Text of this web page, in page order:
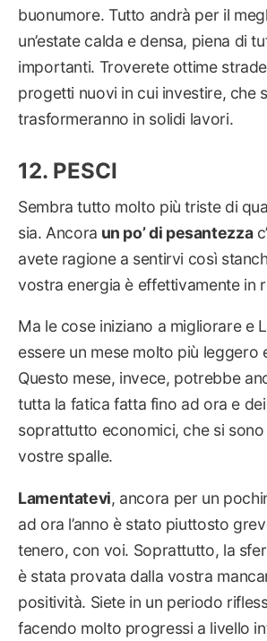
buonumore. Tutto andrà per il
un’estate calda e densa, piena di
importanti. Troverete ottime
progetti nuovi in cui investire, che
trasformeranno in solidi lavori.
PESCI
Sembra tutto molto più triste di
sia. Ancora un po’ di pesantezza
avete ragione a sentirvi così
vostra energia è effettivamente in
Ma le cose iniziano a migliorare e
essere un mese molto più leggero
Questo mese, invece, potrebbe
tutta la fatica fatta fino ad ora e
soprattutto economici, che si
vostre spalle.
Lamentatevi, ancora per un
ad ora l’anno è stato piuttosto
tenero, con voi. Soprattutto, la
è stata provata dalla vostra
positività. Siete in un periodo
facendo molto progressi a livello